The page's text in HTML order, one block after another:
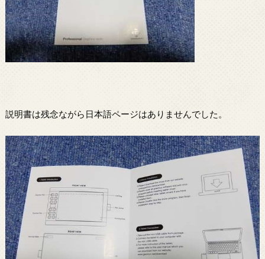
説明書は残念ながら日本語ページはありませんでした。